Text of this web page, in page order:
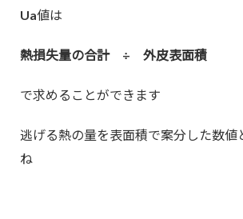
Ua値は
熱損失量の合計 ÷ 外皮表面積
で求めることができます
逃げる熱の量を表面積で案分した数値
ね